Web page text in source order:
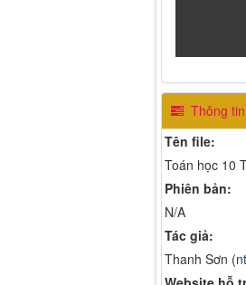
Thông
Tên file:
Toán học 10
Phiên bản:
N/A
Tác giả:
Thanh Sơn (